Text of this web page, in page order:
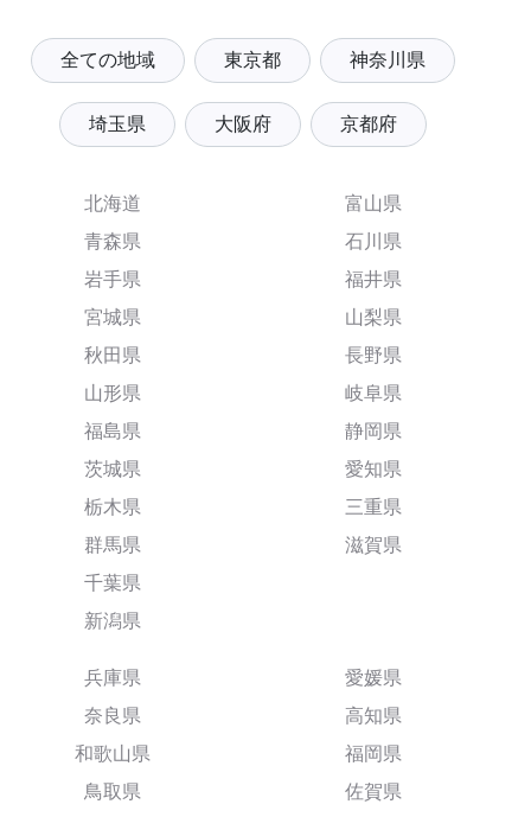
全ての地域 東京都 神奈川県
埼玉県 大阪府 京都府
北海道
青森県
岩手県
宮城県
秋田県
山形県
福島県
茨城県
栃木県
群馬県
千葉県
新潟県
富山県
石川県
福井県
山梨県
長野県
岐阜県
静岡県
愛知県
三重県
滋賀県
兵庫県
奈良県
和歌山県
鳥取県
愛媛県
高知県
福岡県
佐賀県